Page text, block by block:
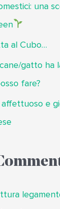
una
al Cubo…
gatto ha
fare?
e